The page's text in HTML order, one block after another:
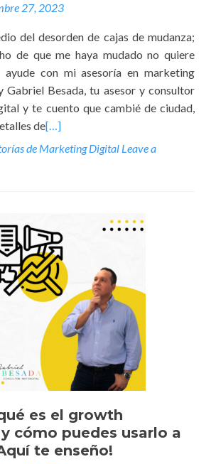
27, 2023
del desorden de cajas de mudanza;
de que me haya mudado no quiere
con mi asesoría en marketing
Gabriel Besada, tu asesor y consultor
y te cuento que cambié de ciudad,
de[…]
de Marketing Digital Leave a
es el growth
cómo puedes usarlo a
te enseño!